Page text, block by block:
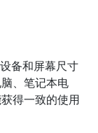
备和屏幕尺寸
、笔记本电
得一致的使用